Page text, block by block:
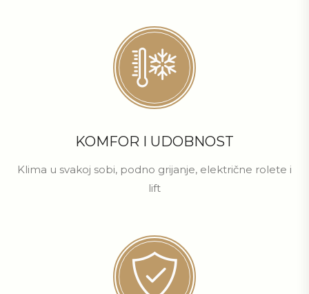
KOMFOR I UDOBNOST
Klima u svakoj sobi, podno grijanje, električne rolete i
lift